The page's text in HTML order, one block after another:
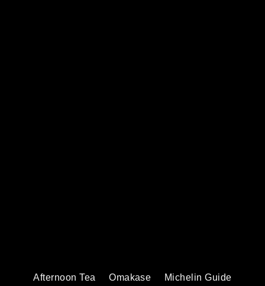
Afternoon Tea Omakase
Michelin Guide